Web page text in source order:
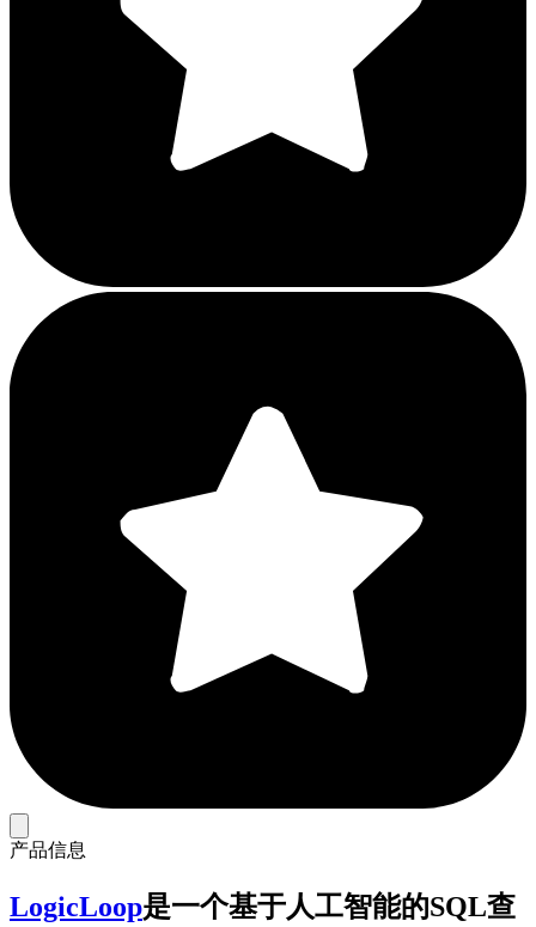
产品信息
LogicLoop是一个基于人工智能的SQL查